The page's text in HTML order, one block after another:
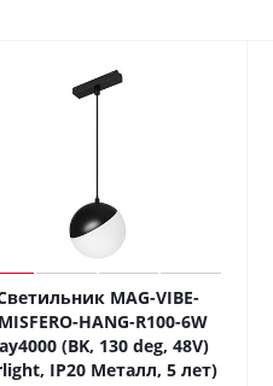
MAG-VIBE-
HANG-R100-6W
(BK, 130 deg, 48V)
IP20 Металл, 5 лет)